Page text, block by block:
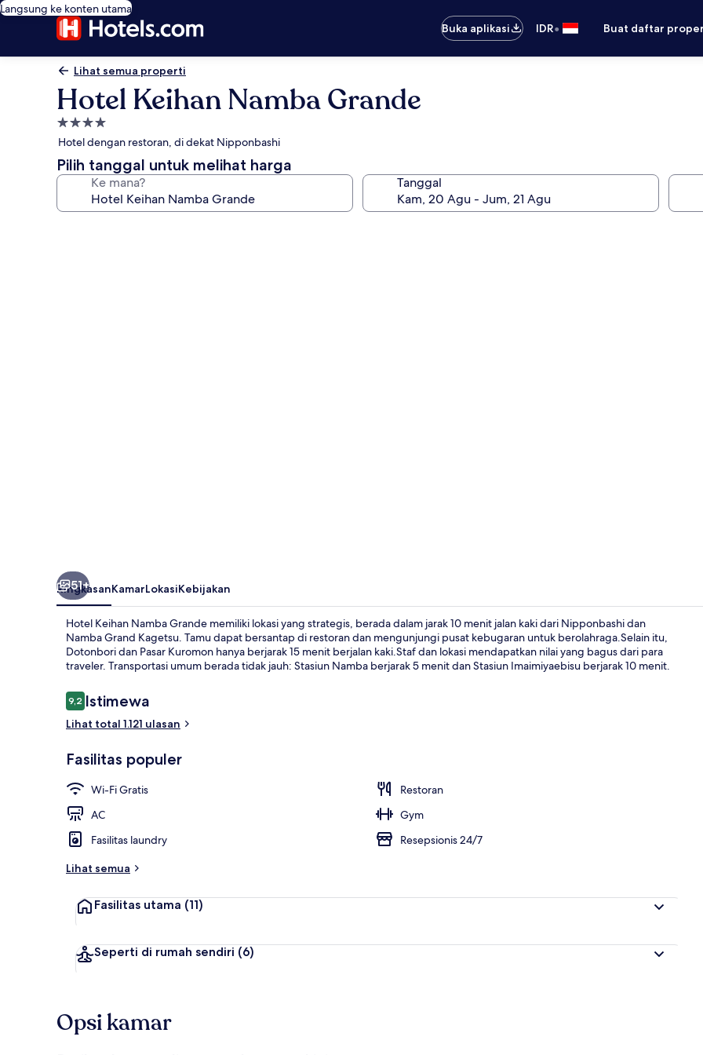
Langsung ke konten utama
Buka aplikasi
IDR• Buat daftar
Lihat semua properti
Hotel Keihan Namba Grande
Properti
bintang
4.0
Hotel dengan restoran, di dekat Nipponbashi
Pilih tanggal untuk melihat harga
Ke mana? Tanggal
Bar (di
51+
RingkasanKamarLokasiKebijakan
Hotel Keihan Namba Grande memiliki lokasi yang strategis, berada dalam jarak 10 menit jalan kaki dari Nipponbashi dan
Namba Grand Kagetsu. Tamu dapat bersantap di restoran dan mengunjungi pusat kebugaran untuk berolahraga.Selain itu,
Dotonbori dan Pasar Kuromon hanya berjarak 15 menit berjalan kaki.Staf dan lokasi mendapatkan nilai yang bagus dari para
traveler. Transportasi umum berada tidak jauh: Stasiun Namba berjarak 5 menit dan Stasiun Imaimiyaebisu berjarak 10 menit.
Ulasan
9,29,2 dari 10
Istimewa
Lihat total 1.121 ulasan
Fasilitas populer
Wi-Fi Gratis
Restoran
AC
Gym
Fasilitas laundry
Resepsionis 24/7
Lihat semua
Fasilitas utama (11)
Seperti di rumah sendiri (6)
Opsi kamar